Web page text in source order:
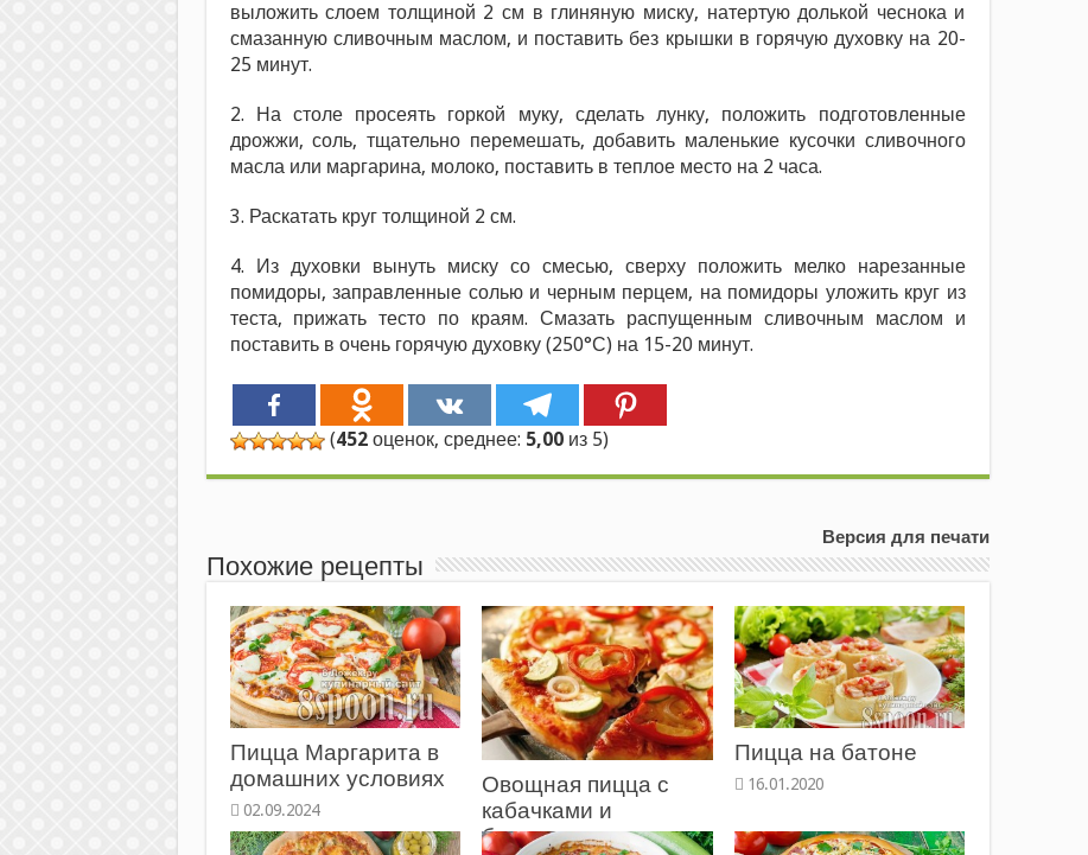
выложить слоем толщиной 2 см в глиняную миску, натертую долькой чеснока и
смазанную сливочным маслом, и поставить без крышки в горячую духовку на 20-
25 минут.
2. На столе просеять горкой муку, сделать лунку, положить подготовленные
дрожжи, соль, тщательно перемешать, добавить маленькие кусочки сливочного
масла или маргарина, молоко, поставить в теплое место на 2 часа.
3. Раскатать круг толщиной 2 см.
4. Из духовки вынуть миску со смесью, сверху положить мелко нарезанные
помидоры, заправленные солью и черным перцем, на помидоры уложить круг из
теста, прижать тесто по краям. Смазать распущенным сливочным маслом и
поставить в очень горячую духовку (250°С) на 15-20 минут.
(452оценок, среднее: 5,00из 5)
Версия для печати
Похожие рецепты
Пицца Маргарита в
домашних условиях
Овощная пицца с
кабачками и
болгарским перцем
Пицца на батоне